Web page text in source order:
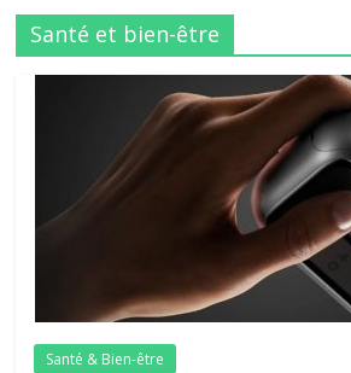
Santé et bien-être
Santé & Bien-être